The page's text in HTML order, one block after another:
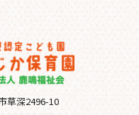
草深2496-10